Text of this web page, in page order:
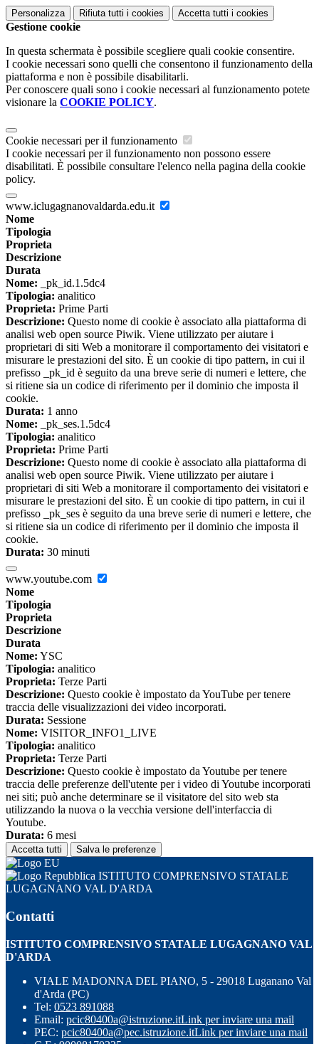
Personalizza Rifiuta tutti i cookies Accetta tutti i cookies
Gestione cookie
In questa schermata è possibile scegliere quali cookie consentire.
I cookie necessari sono quelli che consentono il funzionamento della
piattaforma e non è possibile disabilitarli.
Per conoscere quali sono i cookie necessari al funzionamento potete
visionare la COOKIE POLICY.
Cookie necessari per il funzionamento
I cookie necessari per il funzionamento non possono essere
disabilitati. È possibile consultare l'elenco nella pagina della cookie
policy.
www.iclugagnanovaldarda.edu.it
Nome
Tipologia
Proprieta
Descrizione
Durata
Nome: _pk_id.1.5dc4
Tipologia: analitico
Proprieta: Prime Parti
Descrizione: Questo nome di cookie è associato alla piattaforma di
analisi web open source Piwik. Viene utilizzato per aiutare i
proprietari di siti Web a monitorare il comportamento dei visitatori e
misurare le prestazioni del sito. È un cookie di tipo pattern, in cui il
prefisso _pk_id è seguito da una breve serie di numeri e lettere, che
si ritiene sia un codice di riferimento per il dominio che imposta il
cookie.
Durata: 1 anno
Nome: _pk_ses.1.5dc4
Tipologia: analitico
Proprieta: Prime Parti
Descrizione: Questo nome di cookie è associato alla piattaforma di
analisi web open source Piwik. Viene utilizzato per aiutare i
proprietari di siti Web a monitorare il comportamento dei visitatori e
misurare le prestazioni del sito. È un cookie di tipo pattern, in cui il
prefisso _pk_ses è seguito da una breve serie di numeri e lettere, che
si ritiene sia un codice di riferimento per il dominio che imposta il
cookie.
Durata: 30 minuti
www.youtube.com
Nome
Tipologia
Proprieta
Descrizione
Durata
Nome: YSC
Tipologia: analitico
Proprieta: Terze Parti
Descrizione: Questo cookie è impostato da YouTube per tenere
traccia delle visualizzazioni dei video incorporati.
Durata: Sessione
Nome: VISITOR_INFO1_LIVE
Tipologia: analitico
Proprieta: Terze Parti
Descrizione: Questo cookie è impostato da Youtube per tenere
traccia delle preferenze dell'utente per i video di Youtube incorporati
nei siti; può anche determinare se il visitatore del sito web sta
utilizzando la nuova o la vecchia versione dell'interfaccia di
Youtube.
Durata: 6 mesi
Accetta tutti Salva le preferenze
ISTITUTO COMPRENSIVO STATALE
LUGAGNANO VAL D'ARDA
Contatti
ISTITUTO COMPRENSIVO STATALE LUGAGNANO VAL
D'ARDA
VIALE MADONNA DEL PIANO, 5 - 29018 Luganano Val
d'Arda (PC)
Tel: 0523 891088
Email: pcic80400a@istruzione.itLink per inviare una mail
PEC: pcic80400a@pec.istruzione.itLink per inviare una mail